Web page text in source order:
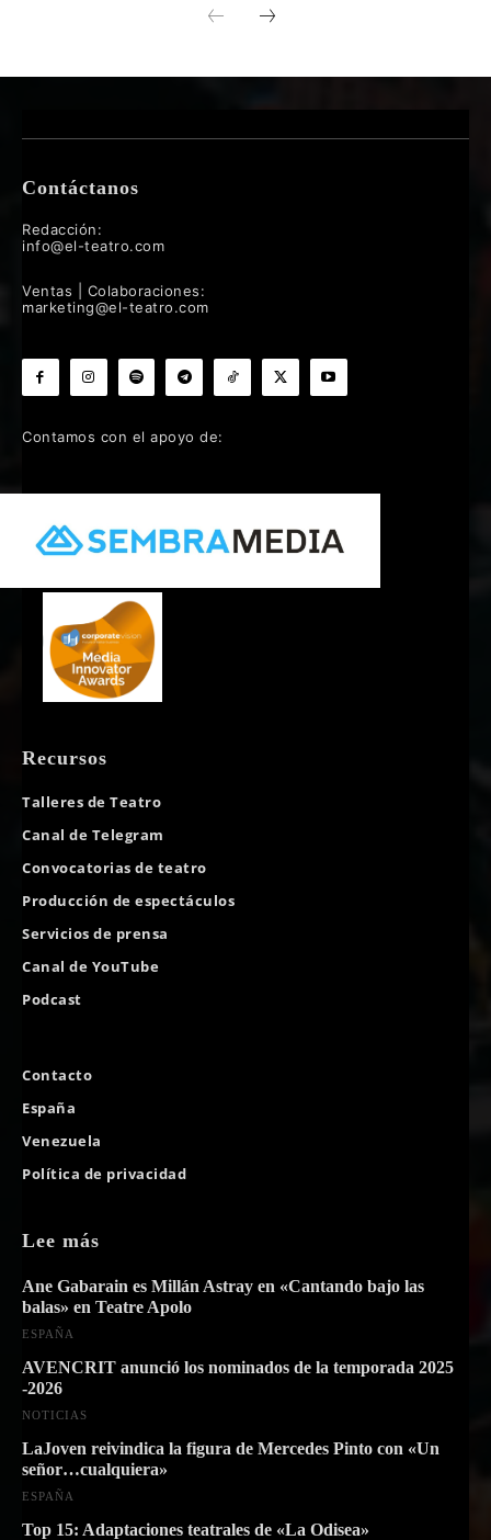
Contáctanos
Redacción:
info@el-teatro.com
Ventas | Colaboraciones:
marketing@el-teatro.com
Contamos con el apoyo de:
Recursos
Talleres de Teatro
Canal de Telegram
Convocatorias de teatro
Producción de espectáculos
Servicios de prensa
Canal de YouTube
Podcast
Contacto
España
Venezuela
Política de privacidad
Lee más
Ane Gabarain es Millán Astray en «Cantando bajo las
balas» en Teatre Apolo
ESPAÑA
AVENCRIT anunció los nominados de la temporada 2025
-2026
NOTICIAS
LaJoven reivindica la figura de Mercedes Pinto con «Un
señor…cualquiera»
ESPAÑA
Top 15: Adaptaciones teatrales de «La Odisea»